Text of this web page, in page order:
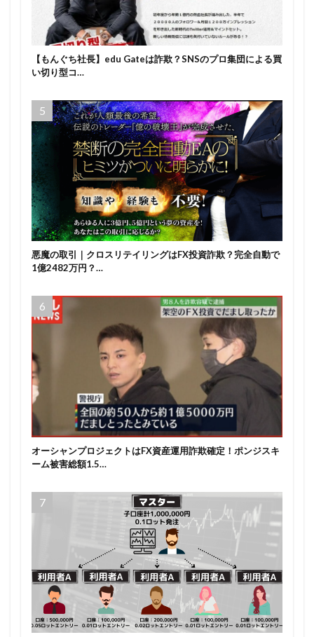
【もんぐち社長】edu Gateは詐欺？SNSのプロ集団による買
い切り型コ…
悪魔の取引｜クロスリテイリングはFX投資詐欺？完全自動で
1億2482万円？…
オーシャンプロジェクトはFX資産運用詐欺確定！ポンジスキ
ーム被害総額1.5…